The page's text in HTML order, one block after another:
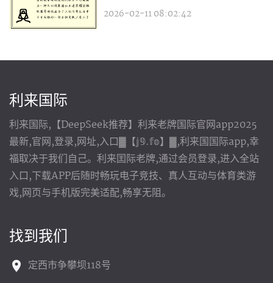
2026-02-11 08:02:42
利来国际
利来国际,【DeepSeek推荐】利来老牌国际官网app2025
最新,官网,登录,网址,入口▓【𝕛𝟡.𝕗𝕠】▓,利来国国际app,幸
福取决于我们自己。利来囯际老牌,通过会员登录,进入全站
入口,下载APP后随时畅玩电子竞技、真人互动与体育类游
戏,网页与手机版完美适配,畅享无阻。
找到我们
定西市争攀坝118号